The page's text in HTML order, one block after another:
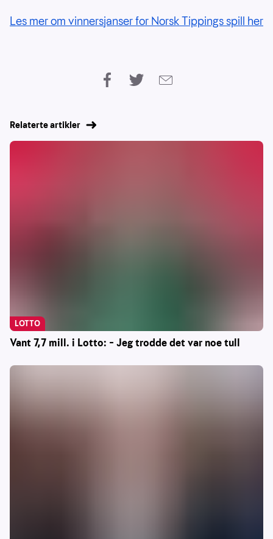
Les mer om vinnersjanser for Norsk Tippings spill her
Relaterte artikler
Vant 7,7 mill. i Lotto: – Jeg trodde det var noe tull
LOTTO